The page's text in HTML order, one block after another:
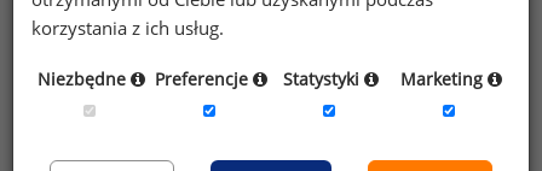
korzystania z ich usług.
Niezbędne Preferencje Statystyki Marketing